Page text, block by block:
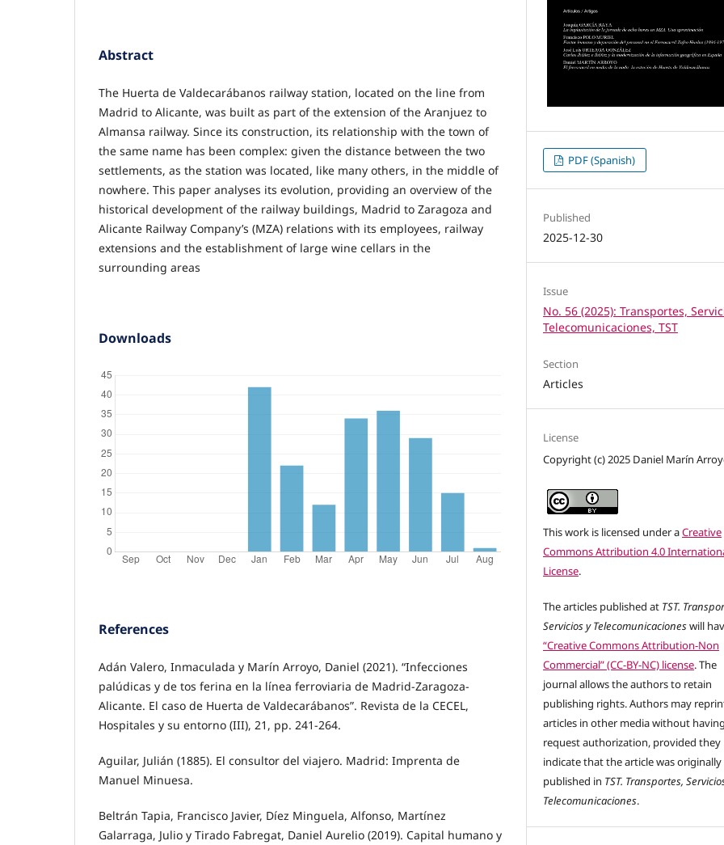
Abstract
The Huerta de Valdecarábanos railway station, located on the line from
Madrid to Alicante, was built as part of the extension of the Aranjuez to
Almansa railway. Since its construction, its relationship with the town of
the same name has been complex: given the distance between the two
settlements, as the station was located, like many others, in the middle of
nowhere. This paper analyses its evolution, providing an overview of the
historical development of the railway buildings, Madrid to Zaragoza and
Alicante Railway Company’s (MZA) relations with its employees, railway
extensions and the establishment of large wine cellars in the
surrounding areas
Downloads
References
Adán Valero, Inmaculada y Marín Arroyo, Daniel (2021). “Infecciones
palúdicas y de tos ferina en la línea ferroviaria de Madrid-Zaragoza-
Alicante. El caso de Huerta de Valdecarábanos”. Revista de la CECEL,
Hospitales y su entorno (III), 21, pp. 241-264.
Aguilar, Julián (1885). El consultor del viajero. Madrid: Imprenta de
Manuel Minuesa.
Beltrán Tapia, Francisco Javier, Díez Minguela, Alfonso, Martínez
Galarraga, Julio y Tirado Fabregat, Daniel Aurelio (2019). Capital humano y
PDF (Spanish)
Published
2025-12-30
Issue
No. 56 (2025): Transportes,
Telecomunicaciones, TST
Section
Articles
License
Copyright (c) 2025 Daniel Marín
This work is licensed under aCreative
Commons Attribution 4.0
License.
The articles published at TST.
Servicios y Telecomunicacioneswill
“Creative Commons Attribution-Non
Commercial” (CC-BY-NC) license. The
journal allows the authors to retain
publishing rights. Authors may
articles in other media without
request authorization, provided they
indicate that the article was originally
published in TST. Transportes,
Telecomunicaciones.